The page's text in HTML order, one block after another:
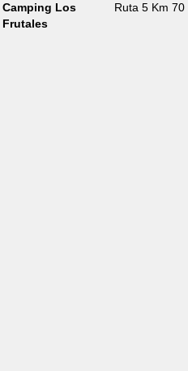
Camping Los
Frutales
Ruta 5 Km 70